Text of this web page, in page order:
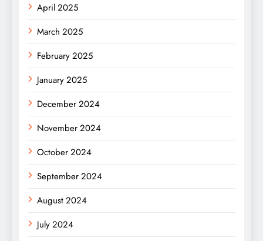
April 2025
March 2025
February 2025
January 2025
December 2024
November 2024
October 2024
September 2024
August 2024
July 2024